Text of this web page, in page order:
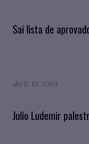
Sai lista de
abril. 19, 2004
Julio Ludemir